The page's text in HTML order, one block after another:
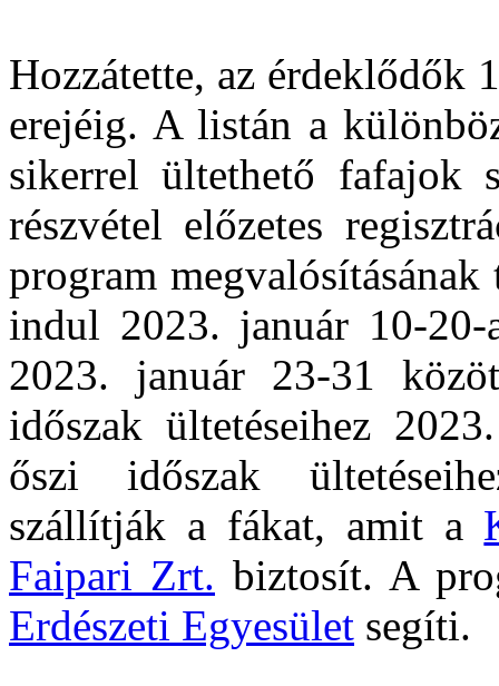
Hozzátette, az érdeklődők
erejéig. A listán a
sikerrel ültethető fafajok
részvétel előzetes
program
indul 2023. január 10-
2023. január 23-31
időszak ültetéseihez
őszi időszak
szállítják a fákat, amit a
Faipari Zrt. biztosít. A
Erdészeti Egyesület segíti.